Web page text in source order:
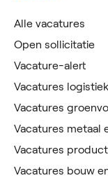
Alle vacatures
Open sollicitatie
Vacature-alert
Vacatures logistiek
Vacatures
Vacatures metaal
Vacatures
Vacatures bouw